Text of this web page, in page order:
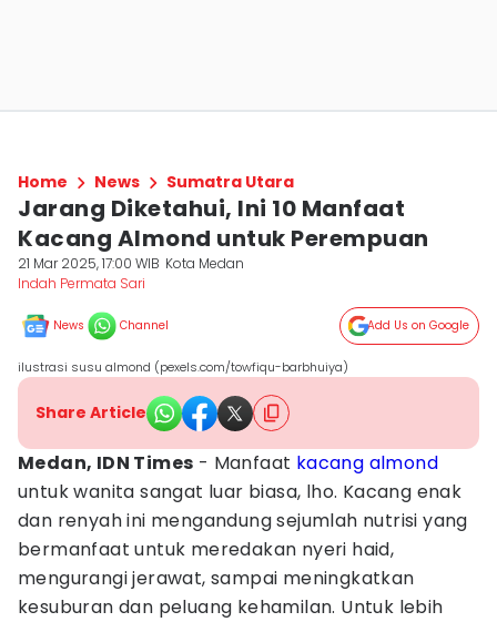
Home News Sumatra Utara
Jarang Diketahui, Ini 10 Manfaat
Kacang Almond untuk Perempuan
21 Mar 2025, 17:00 WIB Kota Medan
Indah Permata Sari
News Channel Add Us on Google
ilustrasi susu almond (pexels.com/towfiqu-barbhuiya)
Share Article
Medan, IDN Times - Manfaat kacang almond
untuk wanita sangat luar biasa, lho. Kacang enak
dan renyah ini mengandung sejumlah nutrisi yang
bermanfaat untuk meredakan nyeri haid,
mengurangi jerawat, sampai meningkatkan
kesuburan dan peluang kehamilan. Untuk lebih